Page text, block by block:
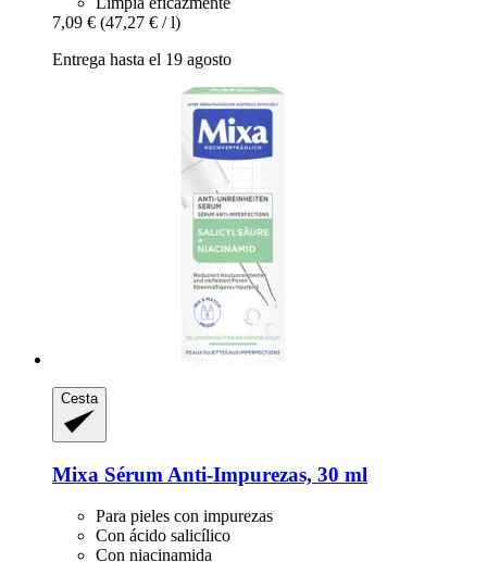
7,09 € (47,27 € / l)
Entrega hasta el 19 agosto
Cesta
Mixa Sérum Anti-​Impurezas, 30 ml
Para pieles con impurezas
Con ácido salicílico
Con niacinamida